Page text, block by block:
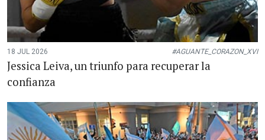
18 JUL 2026 #AGUANTE_CORAZON_XVI
Jessica Leiva, un triunfo para recuperar la
confianza